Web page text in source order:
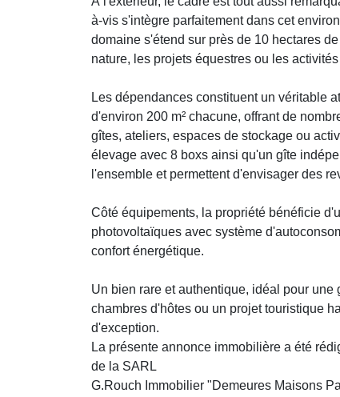
à-vis s'intègre parfaitement dans cet
domaine s'étend sur près de 10 hectares
nature, les projets équestres ou les
Les dépendances constituent un véritable
d'environ 200 m² chacune, offrant de
gîtes, ateliers, espaces de stockage ou
élevage avec 8 boxs ainsi qu'un gîte
l'ensemble et permettent d'envisager des
Côté équipements, la propriété bénéficie
photovoltaïques avec système
confort énergétique.
Un bien rare et authentique, idéal pour
chambres d'hôtes ou un projet touristique
d'exception.
La présente annonce immobilière a été
de la SARL
G.Rouch Immobilier "Demeures Maisons